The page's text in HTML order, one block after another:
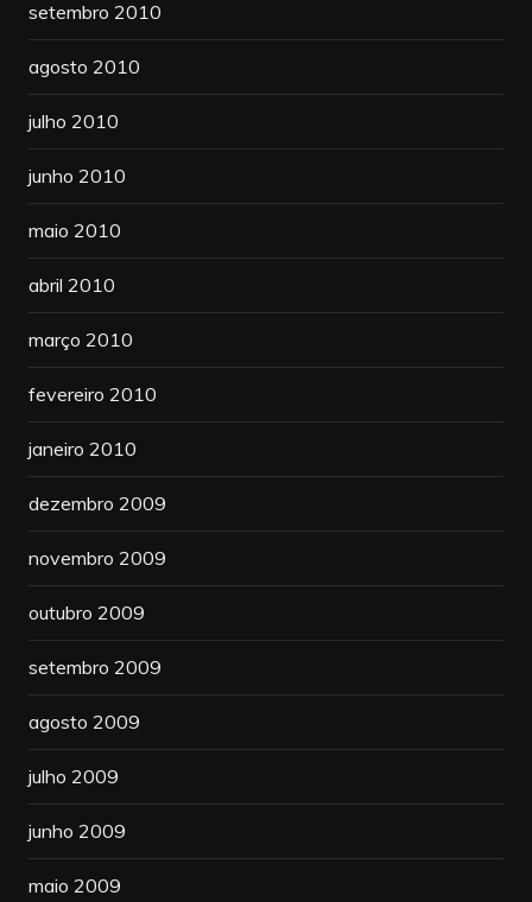
setembro 2010
agosto 2010
julho 2010
junho 2010
maio 2010
abril 2010
março 2010
fevereiro 2010
janeiro 2010
dezembro 2009
novembro 2009
outubro 2009
setembro 2009
agosto 2009
julho 2009
junho 2009
maio 2009